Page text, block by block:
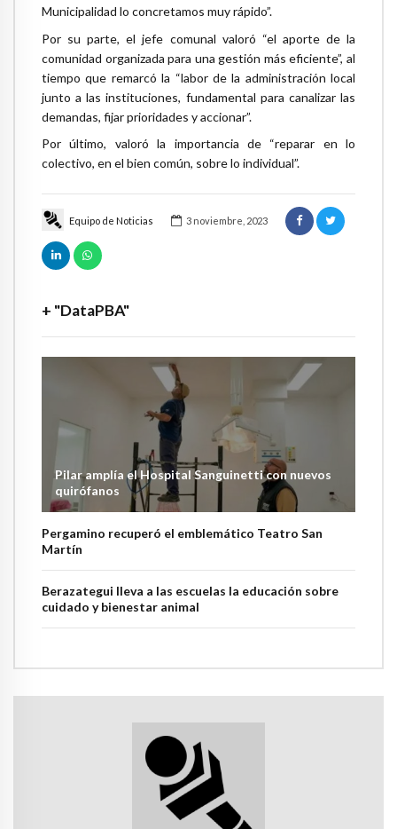
Equipo de Noticias 3 noviembre, 2023
+ "DataPBA"
Pilar amplía el Hospital Sanguinetti con nuevos
quirófanos
Pergamino recuperó el emblemático Teatro San
Martín
Berazategui lleva a las escuelas la educación sobre
cuidado y bienestar animal
Municipalidad lo concretamos muy rápido”.
Por su parte, el jefe comunal valoró “el aporte de la
comunidad organizada para una gestión más eficiente”, al
tiempo que remarcó la “labor de la administración local
junto a las instituciones, fundamental para canalizar las
demandas, fijar prioridades y accionar”.
Por último, valoró la importancia de “reparar en lo
colectivo, en el bien común, sobre lo individual”.